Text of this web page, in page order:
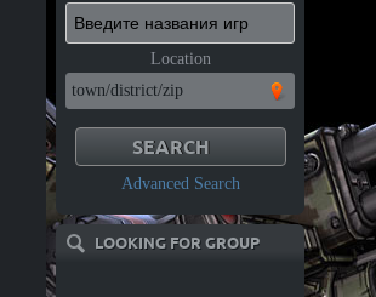
Location
Advanced Search
LOOKING FOR GROUP